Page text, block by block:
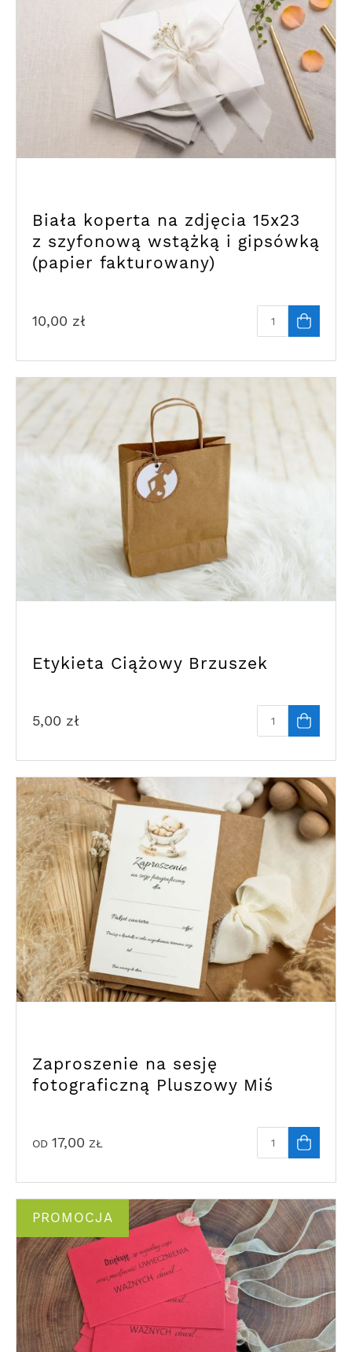
Biała koperta na zdjęcia 15x23
z szyfonową wstążką i gipsówką
(papier fakturowany)
10,00 zł
Etykieta Ciążowy Brzuszek
5,00 zł
Zaproszenie na sesję
fotograficzną Pluszowy Miś
OD 17,00 ZŁ
PROMOCJA